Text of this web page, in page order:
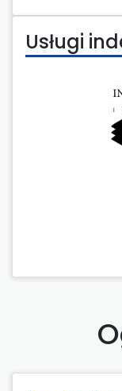
Usługi